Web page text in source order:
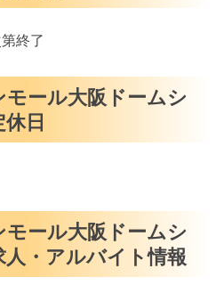
終了
ール大阪ドームシ
日
ール大阪ドームシ
・アルバイト情報